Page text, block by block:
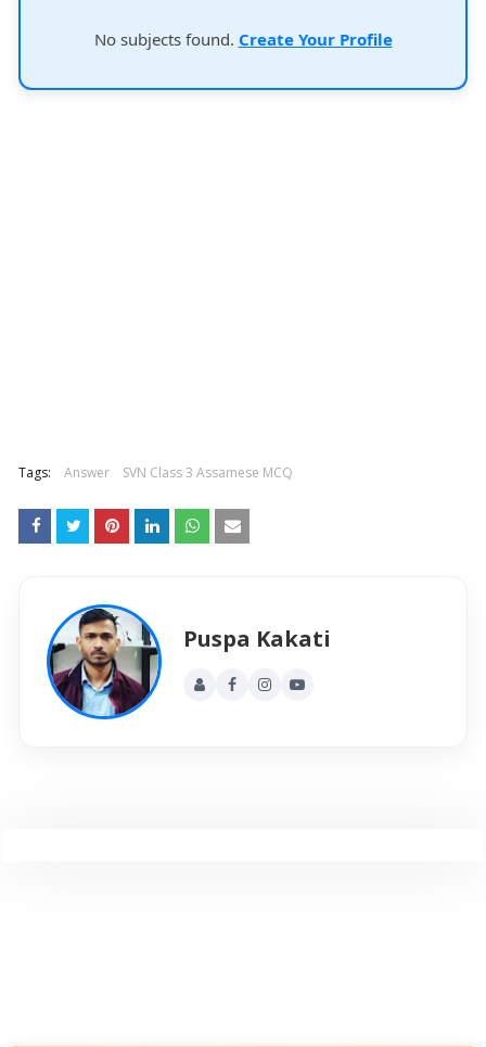
No subjects found. Create Your Profile
Tags: Answer SVN Class 3 Assamese MCQ
Puspa Kakati